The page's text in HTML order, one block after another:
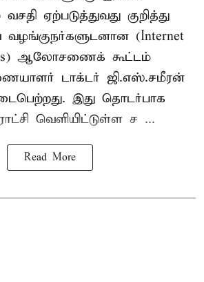
ஏற்படுத்துவது குறித்து
(Internet
ஆலோசணைக் கூட்டம்
டாக்டர் ஜி.எஸ்.சமீரன்
இது தொடர்பாக
வெளியிட்டுள்ள ச ...
Read More